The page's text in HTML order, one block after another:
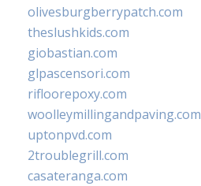
olivesburgberrypatch.com
theslushkids.com
giobastian.com
glpascensori.com
rifloorepoxy.com
woolleymillingandpaving.com
uptonpvd.com
2troublegrill.com
casateranga.com